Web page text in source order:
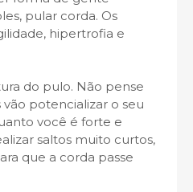
pular corda. Os
hipertrofia e
do pulo. Não pense
potencializar o seu
você é forte e
saltos muito curtos,
que a corda passe